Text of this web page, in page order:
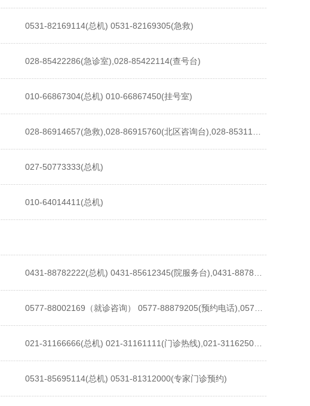
0531-82169114(总机) 0531-82169305(急救)
028-85422286(急诊室),028-85422114(查号台)
010-66867304(总机) 010-66867450(挂号室)
027-50773333(总机)
010-64014411(总机)
0531-85695114(总机) 0531-81312000(专家门诊预约)